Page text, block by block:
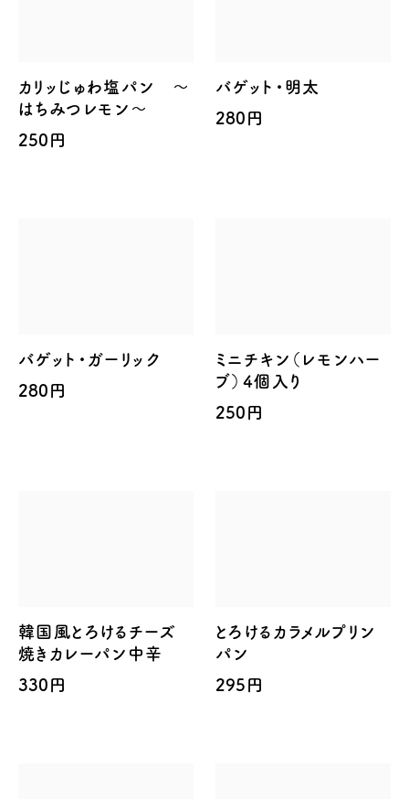
カリッじゅわ塩パン ～
はちみつレモン～
250円
バゲット・明太
280円
バゲット・ガーリック
280円
ミニチキン（レモンハー
ブ）4個入り
250円
韓国風とろけるチーズ
焼きカレーパン中辛
330円
とろけるカラメルプリン
パン
295円